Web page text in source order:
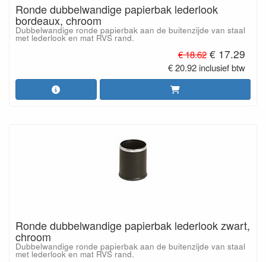
Ronde dubbelwandige papierbak lederlook
bordeaux, chroom
Dubbelwandige ronde papierbak aan de buitenzijde van staal
met lederlook en mat RVS rand.
€ 18.62 € 17.29
€ 20.92 inclusief btw
Ronde dubbelwandige papierbak lederlook zwart,
chroom
Dubbelwandige ronde papierbak aan de buitenzijde van staal
met lederlook en mat RVS rand.